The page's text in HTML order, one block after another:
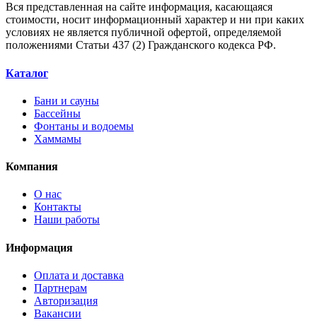
Вся представленная на сайте информация, касающаяся
стоимости, носит информационный характер и ни при каких
условиях не является публичной офертой, определяемой
положениями Статьи 437 (2) Гражданского кодекса РФ.
Каталог
Бани и сауны
Бассейны
Фонтаны и водоемы
Хаммамы
Компания
О нас
Контакты
Наши работы
Информация
Оплата и доставка
Партнерам
Авторизация
Вакансии